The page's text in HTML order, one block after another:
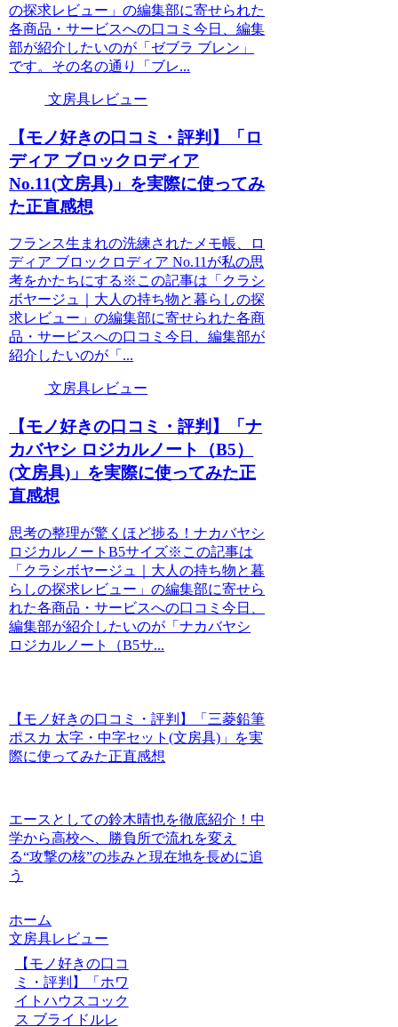
の探求レビュー」の編集部に寄せられた
各商品・サービスへの口コミ今日、編集
部が紹介したいのが「ゼブラ ブレン」
です。その名の通り「ブレ...
文房具レビュー
【モノ好きの口コミ・評判】「ロ
ディア ブロックロディア
No.11(文房具)」を実際に使ってみ
た正直感想
フランス生まれの洗練されたメモ帳、ロ
ディア ブロックロディア No.11が私の思
考をかたちにする※この記事は「クラシ
ボヤージュ｜大人の持ち物と暮らしの探
求レビュー」の編集部に寄せられた各商
品・サービスへの口コミ今日、編集部が
紹介したいのが「...
文房具レビュー
【モノ好きの口コミ・評判】「ナ
カバヤシ ロジカルノート（B5）
(文房具)」を実際に使ってみた正
直感想
思考の整理が驚くほど捗る！ナカバヤシ
ロジカルノートB5サイズ※この記事は
「クラシボヤージュ｜大人の持ち物と暮
らしの探求レビュー」の編集部に寄せら
れた各商品・サービスへの口コミ今日、
編集部が紹介したいのが「ナカバヤシ
ロジカルノート（B5サ...
【モノ好きの口コミ・評判】「三菱鉛筆
ポスカ 太字・中字セット(文房具)」を実
際に使ってみた正直感想
エースとしての鈴木晴也を徹底紹介！中
学から高校へ、勝負所で流れを変え
る“攻撃の核”の歩みと現在地を長めに追
う
ホーム
文房具レビュー
【モノ好きの口コ
ミ・評判】「ホワ
イトハウスコック
ス ブライドルレ